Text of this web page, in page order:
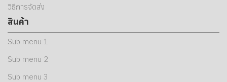
วิธีการจัดส่ง
สินค้า
Sub menu 1
Sub menu 2
Sub menu 3